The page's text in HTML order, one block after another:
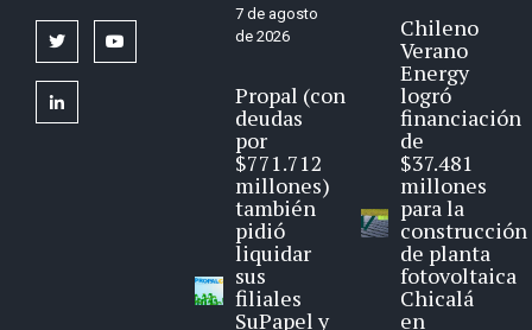
twitter
linkedin
7 de agosto
de 2026
Propal (con
deudas
por
$771.712
millones)
también
pidió
liquidar
sus
filiales
SuPapel y
Chileno
Verano
Energy
logró
financiación
de
$37.481
millones
para la
construcción
de planta
fotovoltaica
Chicalá
en